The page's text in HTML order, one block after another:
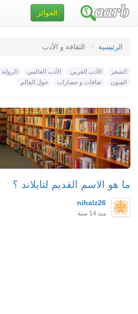
الجوائز
الرئيسية الثقافة و الأدب
الشعر الأدب العربي الأدب العالمي
الفنون
ثقافات و حضارات حول العالم
ما هو الاسم القديم لتايلاند ؟
nihalz26
منذ 14 سنة